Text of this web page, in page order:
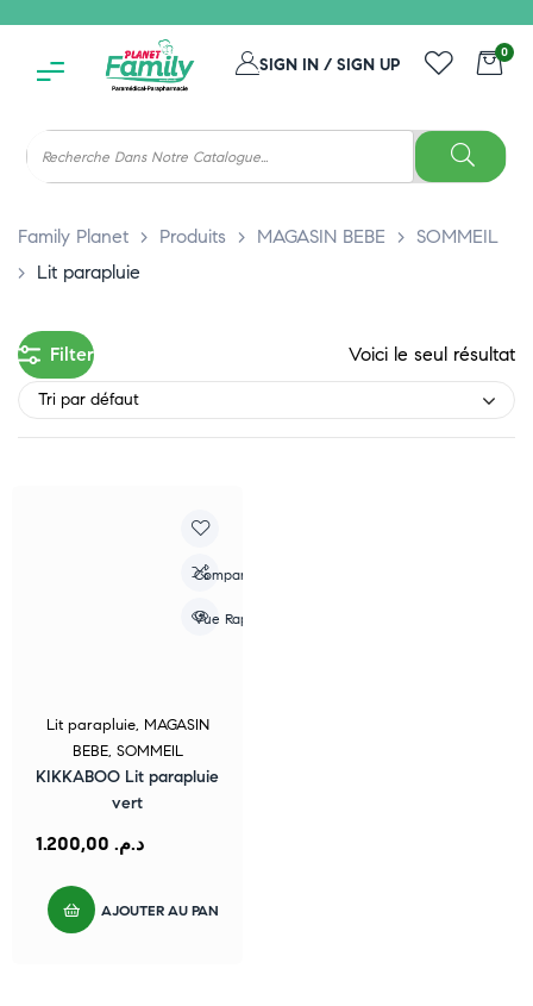
SIGN IN / SIGN UP
0
Family Planet > Produits > MAGASIN BEBE > SOMMEIL
> Lit parapluie
Filter Voici le seul résultat
Tri par défaut
Compare
Vue Rapide
Lit parapluie, MAGASIN
BEBE, SOMMEIL
KIKKABOO Lit parapluie
vert
د.م.
AJOUTER AU PANIER